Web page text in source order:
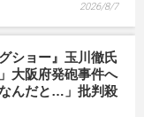
2026/8/7
ショー』玉川徹氏
大阪府発砲事件へ
んだと…」批判殺